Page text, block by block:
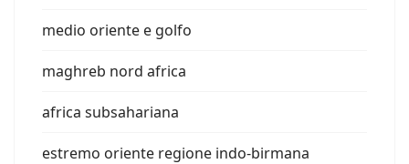
medio oriente e golfo
maghreb nord africa
africa subsahariana
estremo oriente regione indo-birmana